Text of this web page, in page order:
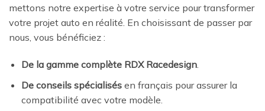
mettons notre expertise à votre service pour transformer
votre projet auto en réalité. En choisissant de passer par
nous, vous bénéficiez :
De la gamme complète RDX Racedesign.
De conseils spécialisésen français pour assurer la
compatibilité avec votre modèle.